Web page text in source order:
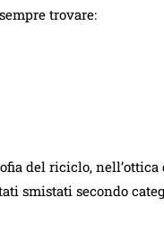
trovare:
del riciclo,
smistati secondo